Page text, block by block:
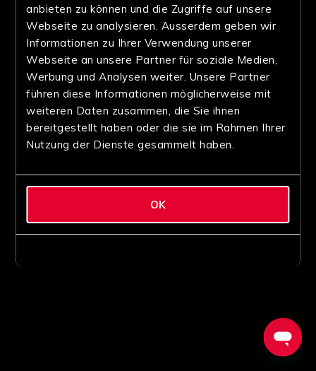
anbieten zu können und die Zugriffe auf unsere
Webseite zu analysieren. Ausserdem geben wir
Informationen zu Ihrer Verwendung unserer
Webseite an unsere Partner für soziale Medien,
Werbung und Analysen weiter. Unsere Partner
führen diese Informationen möglicherweise mit
weiteren Daten zusammen, die Sie ihnen
bereitgestellt haben oder die sie im Rahmen Ihrer
Nutzung der Dienste gesammelt haben.
OK